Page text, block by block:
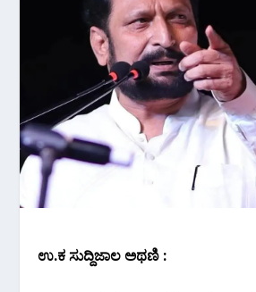
ಉ‌.ಕ ಸುದ್ದಿಜಾಲ ಅಥಣಿ :